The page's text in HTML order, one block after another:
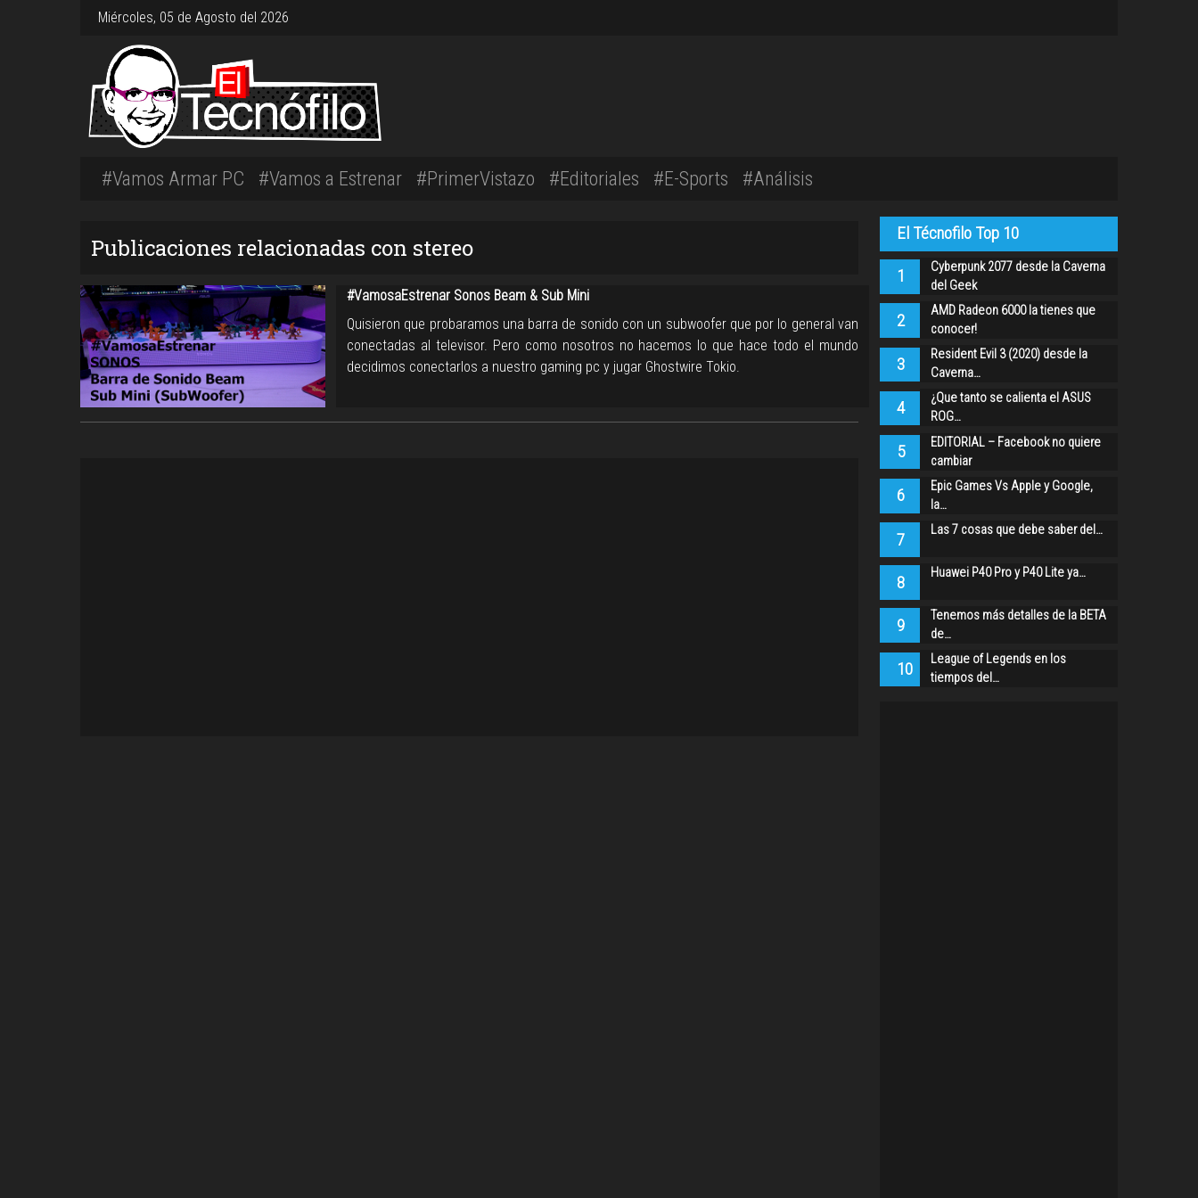
Miércoles, 05 de Agosto del 2026
#Vamos Armar PC #Vamos a Estrenar #PrimerVistazo #Editoriales #E-Sports #Análisis
Publicaciones relacionadas con stereo
#VamosaEstrenar Sonos Beam & Sub Mini
Quisieron que probaramos una barra de sonido con un subwoofer que por lo general van
conectadas al televisor. Pero como nosotros no hacemos lo que hace todo el mundo
decidimos conectarlos a nuestro gaming pc y jugar Ghostwire Tokio.
El Técnofilo Top 10
1
Cyberpunk 2077 desde la Caverna
del Geek
2
AMD Radeon 6000 la tienes que
conocer!
3
Resident Evil 3 (2020) desde la
Caverna…
4
¿Que tanto se calienta el ASUS
ROG…
5
EDITORIAL – Facebook no quiere
cambiar
6
Epic Games Vs Apple y Google,
la…
7 Las 7 cosas que debe saber del…
8 Huawei P40 Pro y P40 Lite ya…
9
Tenemos más detalles de la BETA
de…
10
League of Legends en los
tiempos del…